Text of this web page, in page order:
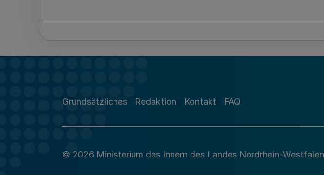
Grundsätzliches Redaktion Kontakt FAQ
© 2026 Ministerium des Innern des Landes Nordrhein-Westfalen